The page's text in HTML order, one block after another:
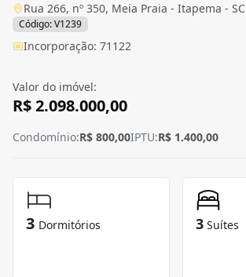
Rua 266, nº 350, Meia Praia - Itapema - SC
Código: V1239
Incorporação: 71122
Valor do imóvel:
R$ 2.098.000,00
Condomínio:R$ 800,00IPTU:R$ 1.400,00
3 Dormitórios 3 Suítes